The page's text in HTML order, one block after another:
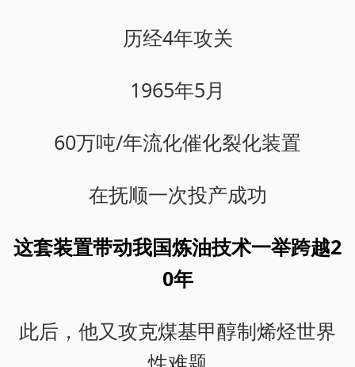
历经4年攻关
1965年5月
60万吨/年流化催化裂化装置
在抚顺一次投产成功
这套装置带动我国炼油技术一举跨越2
0年
此后，他又攻克煤基甲醇制烯烃世界